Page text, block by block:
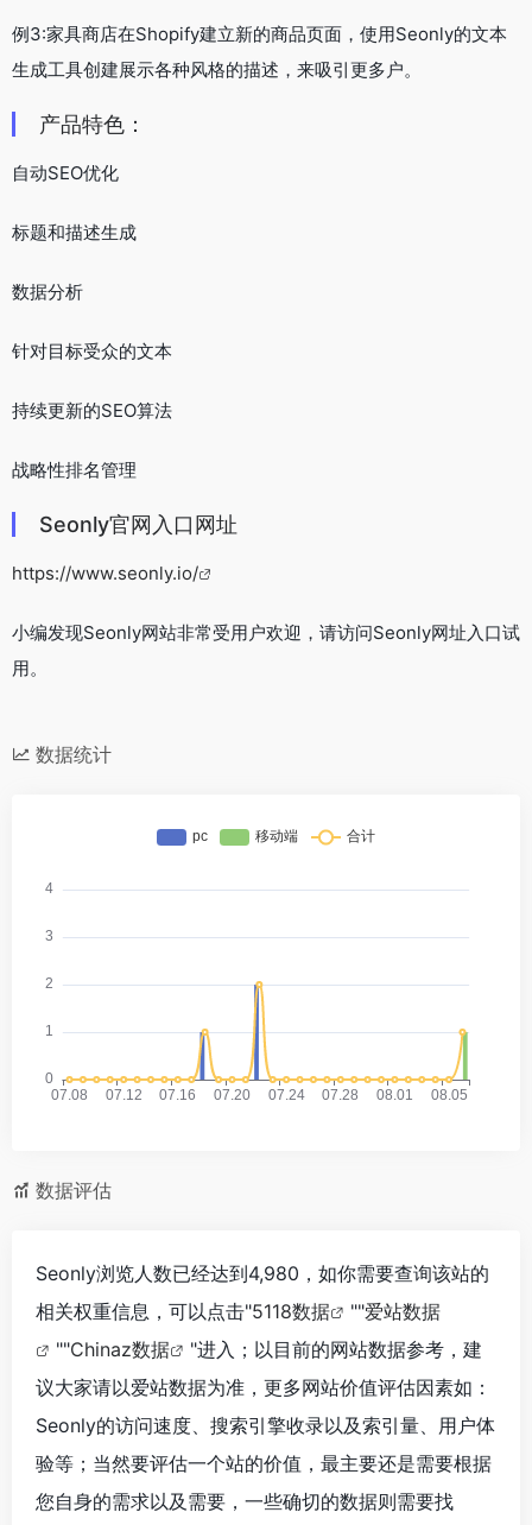
例3:家具商店在Shopify建立新的商品页面，使用Seonly的文本
生成工具创建展示各种风格的描述，来吸引更多户。
产品特色：
自动SEO优化
标题和描述生成
数据分析
针对目标受众的文本
持续更新的SEO算法
战略性排名管理
Seonly官网入口网址
https://www.seonly.io/
小编发现Seonly网站非常受用户欢迎，请访问Seonly网址入口试
用。
数据统计
数据评估
Seonly浏览人数已经达到4,980，如你需要查询该站的
相关权重信息，可以点击"5118数据 ""爱站数据
""Chinaz数据
"进入；以目前的网站数据参考，建
议大家请以爱站数据为准，更多网站价值评估因素如：
Seonly的访问速度、搜索引擎收录以及索引量、用户体
验等；当然要评估一个站的价值，最主要还是需要根据
您自身的需求以及需要，一些确切的数据则需要找